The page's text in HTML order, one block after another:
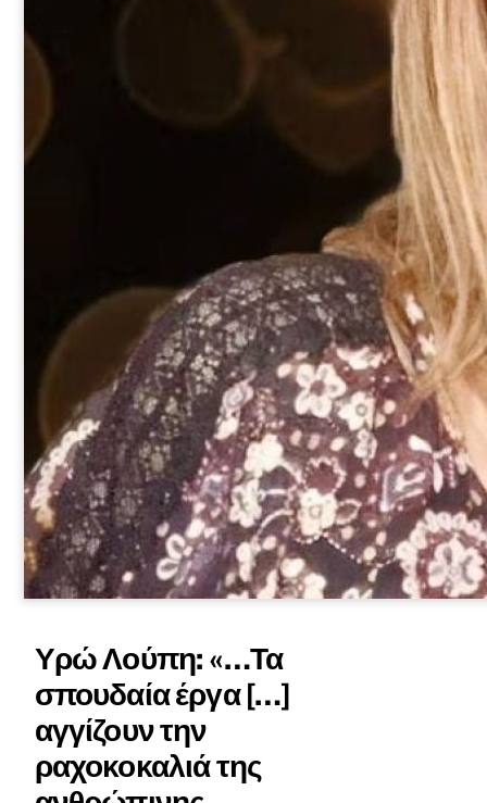
Υρώ Λούπη: «…Τα
σπουδαία έργα […]
αγγίζουν την
ραχοκοκαλιά της